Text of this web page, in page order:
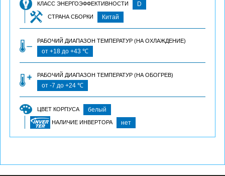
КЛАСС ЭНЕРГОЭФФЕКТИВНОСТИ D
СТРАНА СБОРКИ Китай
РАБОЧИЙ ДИАПАЗОН ТЕМПЕРАТУР (НА ОХЛАЖДЕНИЕ)
от +18 до +43 ℃
РАБОЧИЙ ДИАПАЗОН ТЕМПЕРАТУР (НА ОБОГРЕВ)
от -7 до +24 ℃
ЦВЕТ КОРПУСА белый
НАЛИЧИЕ ИНВЕРТОРА нет